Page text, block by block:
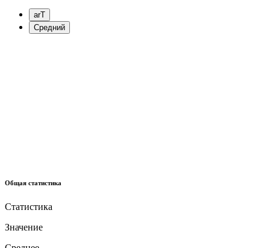
arT
Средний
Общая статистика
Статистика
Значение